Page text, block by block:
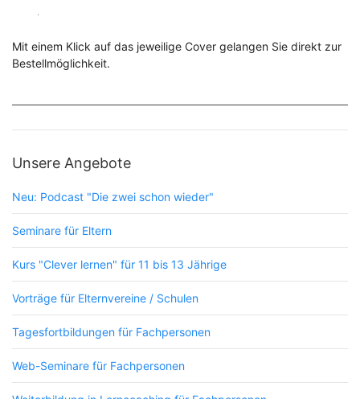
Mit einem Klick auf das jeweilige Cover gelangen Sie direkt zur
Bestellmöglichkeit.
Unsere Angebote
Neu: Podcast "Die zwei schon wieder"
Seminare für Eltern
Kurs "Clever lernen" für 11 bis 13 Jährige
Vorträge für Elternvereine / Schulen
Tagesfortbildungen für Fachpersonen
Web-Seminare für Fachpersonen